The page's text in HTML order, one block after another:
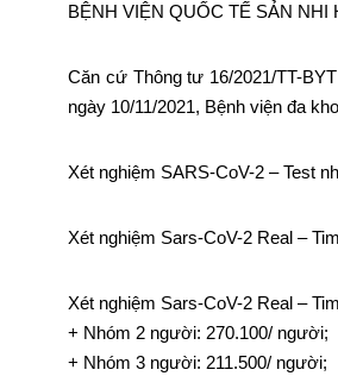
BỆNH VIỆN QUỐC TẾ SẢN
Căn cứ Thông tư 16/2021/TT-
ngày 10/11/2021, Bệnh viện đa
Xét nghiệm SARS-CoV-2 – Test
Xét nghiệm Sars-CoV-2 Real –
Xét nghiệm Sars-CoV-2 Real –
+ Nhóm 2 người: 270.100/ người;
+ Nhóm 3 người: 211.500/ người;